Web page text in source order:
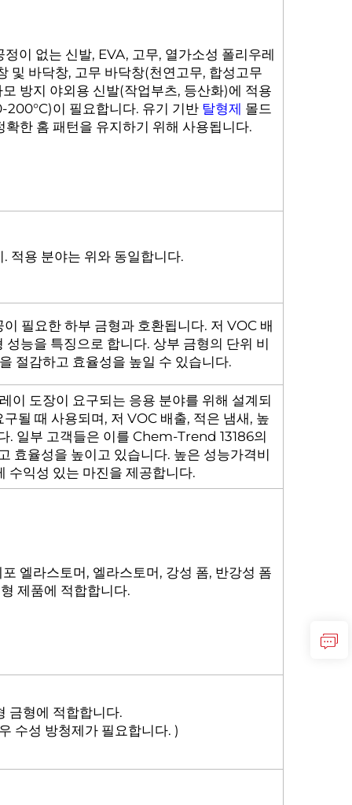
이 없는 신발, EVA, 고무, 열가소성 폴리우레
및 바닥창, 고무 바닥창(천연고무, 합성고무
방지 야외용 신발(작업부츠, 등산화)에 적용
200°C)이 필요합니다. 유기 기반 탈형제 몰드
한 홈 패턴을 유지하기 위해 사용됩니다.
적용 분야는 위와 동일합니다.
필요한 하부 금형과 호환됩니다. 저 VOC 배
능을 특징으로 합니다. 상부 금형의 단위 비
절감하고 효율성을 높일 수 있습니다.
이 도장이 요구되는 응용 분야를 위해 설계되
될 때 사용되며, 저 VOC 배출, 적은 냄새, 높
. 일부 고객들은 이를 Chem-Trend 13186의
효율성을 높이고 있습니다. 높은 성능가격비
수익성 있는 마진을 제공합니다.
엘라스토머, 엘라스토머, 강성 폼, 반강성 폼
제품에 적합합니다.
금형에 적합합니다.
수성 방청제가 필요합니다. )